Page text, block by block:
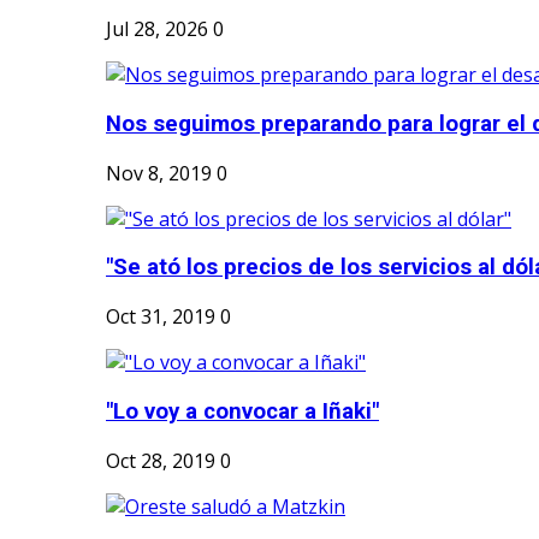
Jul 28, 2026 0
Nos seguimos preparando para lograr el
Nov 8, 2019 0
"Se ató los precios de los servicios al
Oct 31, 2019 0
"Lo voy a convocar a Iñaki"
Oct 28, 2019 0